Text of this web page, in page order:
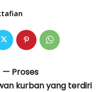
— Proses
kurban yang terdiri